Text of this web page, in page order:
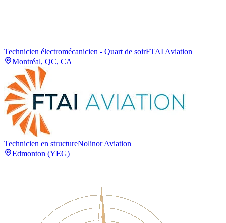
Technicien électromécanicien - Quart de soirFTAI Aviation
Montréal, QC, CA
Technicien en structureNolinor Aviation
Edmonton (YEG)